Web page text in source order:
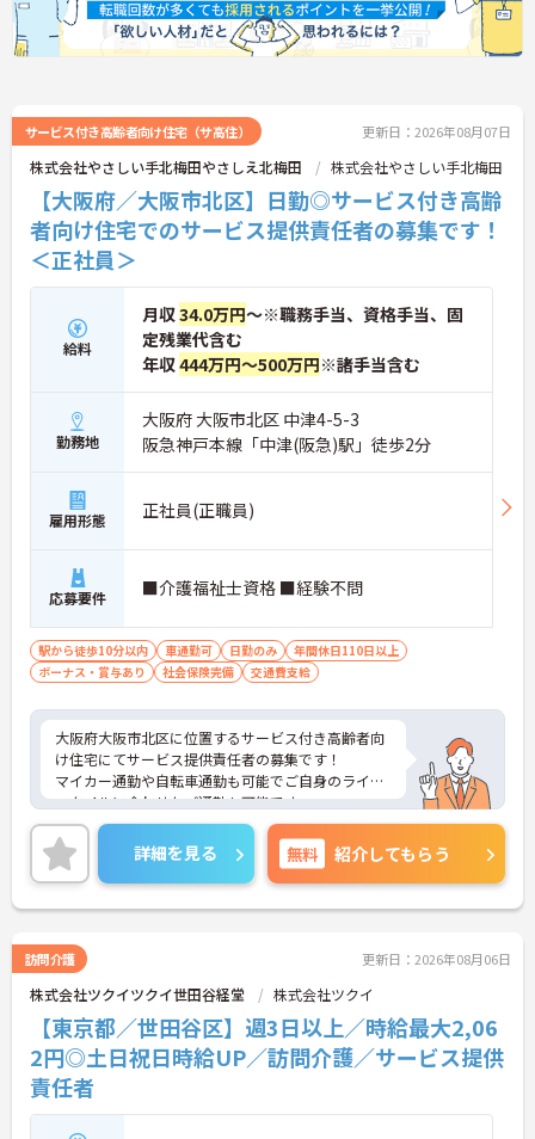
サービス付き高齢者向け住宅（サ高住） 更新日：2026年08月07日
株式会社やさしい手北梅田やさしえ北梅田 株式会社やさしい手北梅田
【大阪府／大阪市北区】日勤◎サービス付き高齢
者向け住宅でのサービス提供責任者の募集です！
＜正社員＞
給料
月収34.0万円～※職務手当、資格手当、固
定残業代含む
年収444万円～500万円※諸手当含む
勤務地
大阪府 大阪市北区 中津4-5-3
阪急神戸本線「中津(阪急)駅」徒歩2分
雇用形態 正社員(正職員)
応募要件 ■介護福祉士資格 ■経験不問
駅から徒歩10分以内 車通勤可 日勤のみ
年間休日110日以上
ボーナス・賞与あり
社会保険完備 交通費支給
大阪府大阪市北区に位置するサービス付き高齢者向
け住宅にてサービス提供責任者の募集です！
マイカー通勤や自転車通勤も可能でご自身のライフ
スタイルに合わせたご通勤も可能です。
ご興味ある方には、面接対策ポイントなど、さらに
詳細をお話しいたしますのでお気軽にご相談くださ
い！
詳細を見る 無料 紹介してもらう
訪問介護 更新日：2026年08月06日
株式会社ツクイツクイ世田谷経堂 株式会社ツクイ
【東京都／世田谷区】週3日以上／時給最大2,06
2円◎土日祝日時給UP／訪問介護／サービス提供
責任者